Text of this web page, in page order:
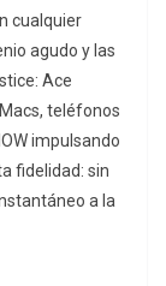
cualquier
agudo y las
Ace
teléfonos
impulsando
fidelidad: sin
a la